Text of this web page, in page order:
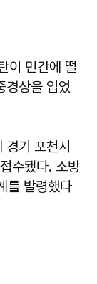
이 민간에 떨
경상을 입었
기 포천시
수됐다. 소방
를 발령했다